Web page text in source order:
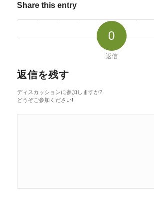
Share this entry
0
返信
返信を残す
ディスカッションに参加しますか?
どうぞご参加ください!